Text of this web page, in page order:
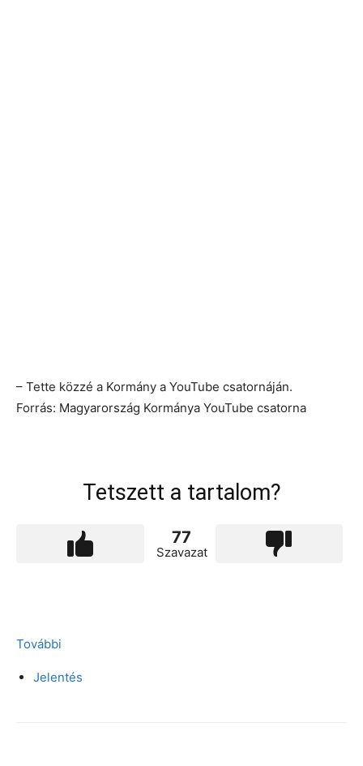
– Tette közzé a Kormány a YouTube csatornáján.
Forrás: Magyarország Kormánya YouTube csatorna
Tetszett a tartalom?
77
Szavazat
További
Jelentés